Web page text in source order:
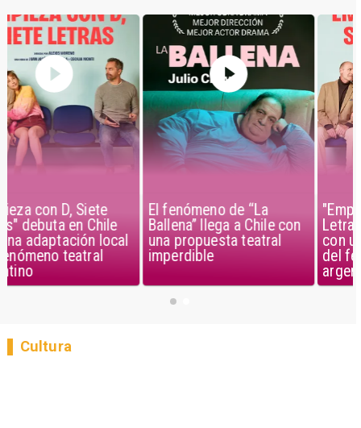
El fenómeno de “La
Ballena” llega a Chile con
una propuesta teatral
imperdible
"Empieza con D, Siete
Letras" debuta en Chile
con una adaptación local
del fenómeno teatral
Cultura